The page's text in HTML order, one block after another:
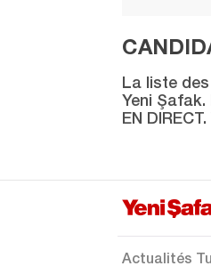
Eskişehir
Gaziantep
Giresun
Hakkari
Hatay
Iğdır
La liste
Yeni
EN
Actualités